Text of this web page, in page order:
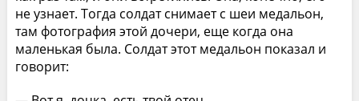
не узнает. Тогда солдат снимает с шеи медальон,
там фотография этой дочери, еще когда она
маленькая была. Солдат этот медальон показал и
говорит: